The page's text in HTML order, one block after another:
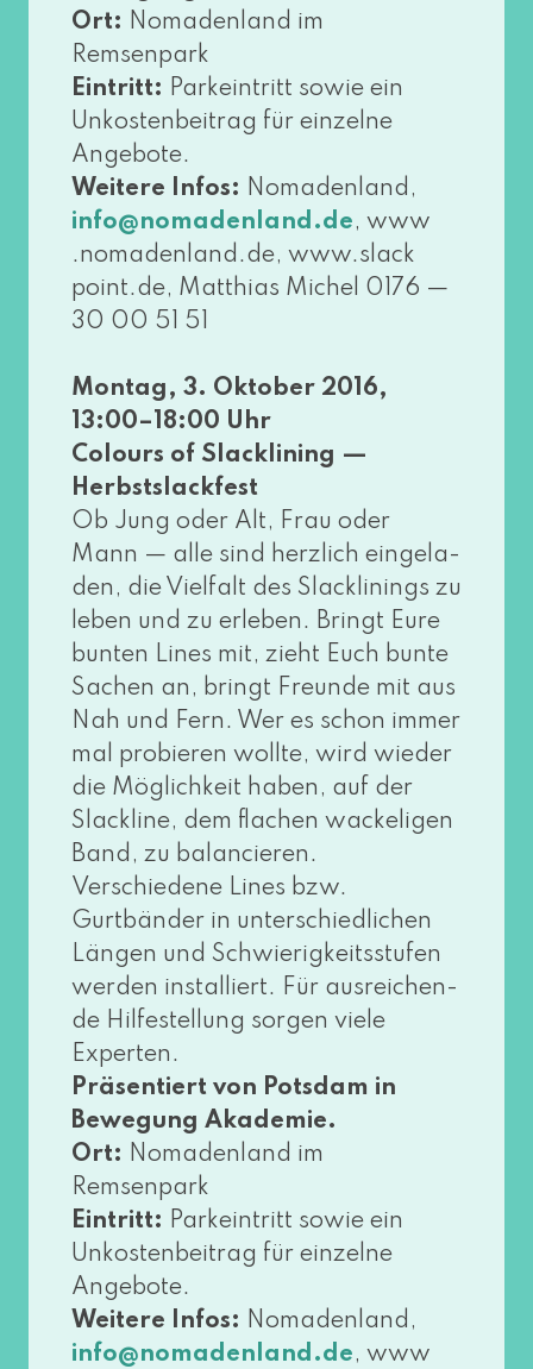
Ort: Nomadenland im
Remsenpark
Eintritt: Parkeintritt sowie ein
Unkostenbeitrag für ein­zel­ne
Angebote.
Weitere Infos: Nomadenland,
info@​nomadenland.​de, www​
.noma​den​land​.de, www​.slack​
point​.de, Matthias Michel 0176 —
30 00 51 51
Montag, 3. Oktober 2016,
13:00–18:00 Uhr
Colours of Slacklining —
Herbstslackfest
Ob Jung oder Alt, Frau oder
Mann — alle sind herz­lich ein­ge­la­
den, die Vielfalt des Slacklinings zu
leben und zu erle­ben. Bringt Eure
bun­ten Lines mit, zieht Euch bun­te
Sachen an, bringt Freunde mit aus
Nah und Fern. Wer es schon immer
mal pro­bie­ren woll­te, wird wie­der
die Möglichkeit haben, auf der
Slackline, dem fla­chen wacke­li­gen
Band, zu balan­cie­ren.
Verschiedene Lines bzw.
Gurtbänder in unter­schied­li­chen
Längen und Schwierigkeitsstufen
wer­den instal­liert. Für aus­rei­chen­
de Hilfestellung sor­gen vie­le
Experten.
Präsentiert von Potsdam in
Bewegung Akademie.
Ort: Nomadenland im
Remsenpark
Eintritt: Parkeintritt sowie ein
Unkostenbeitrag für ein­zel­ne
Angebote.
Weitere Infos: Nomadenland,
info@​nomadenland.​de, www​